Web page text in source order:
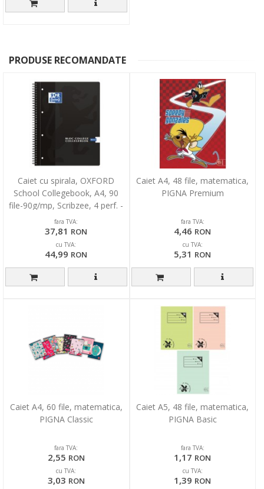
PRODUSE RECOMANDATE
Caiet cu spirala, OXFORD
School Collegebook, A4, 90
file-90g/mp, Scribzee, 4 perf. -
dictando - negr
fara TVA:
37,81 RON
cu TVA:
44,99 RON
Caiet A4, 48 file, matematica,
PIGNA Premium
fara TVA:
4,46 RON
cu TVA:
5,31 RON
Caiet A4, 60 file, matematica,
PIGNA Classic
fara TVA:
2,55 RON
cu TVA:
3,03 RON
Caiet A5, 48 file, matematica,
PIGNA Basic
fara TVA:
1,17 RON
cu TVA:
1,39 RON